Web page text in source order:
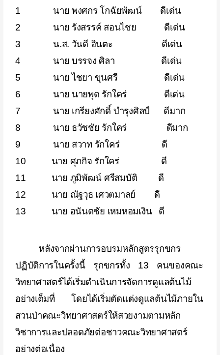
1 นาย พงศกร โกฉัยพัฒน์ ดีเด่น
2 นาย รังสรรค์ สอนไชย ดีเด่น
3 น.ส. วันดี อินตะ ดีเด่น
4 นาย บรรจง ศิลา ดีเด่น
5 นาย ไชยา ขุนศรี ดีเด่น
6 นาย นายพุด รักใคร่ ดีเด่น
7 นาย เกรียงศักดิ์ บำรุงศิลป์ ดีมาก
8 นาย ธวัชชัย รักใคร่ ดีมาก
9 นาย สวาท รักใคร่ ดี
10 นาย ศุภกิจ รักใคร่ ดี
11 นาย ภูมิพัฒน์ ศรีสมบัติ ดี
12 นาย ณัฐวุธ เศวตมาลย์
ดี
13
นาย อนันตชัย เหมหอมเงิน ดี
หลังจากผ่านการอบรมหลักสูตรรุกขกร
ปฏิบัติการในครั้งนี้ รุกขกรทั้ง 13 คนของคณะ
วิทยาศาสตร์ได้เริ่มดำเนินการจัดการดูแลต้นไม้
อย่างเต็มที่ โดยได้เริ่มตัดแต่งดูแลต้นไม้ภายใน
สวนป่าคณะวิทยาศาสตร์ให้สวยงามตามหลัก
วิชาการและปลอดภัยต่อชาวคณะวิทยาศาสตร์
อย่างต่อเนื่อง